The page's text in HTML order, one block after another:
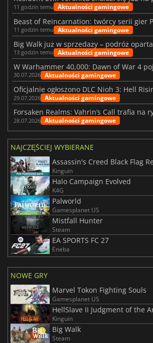
11 godzin temu Aktualności gamingowe
11 godzin temu Aktualności gamingowe
13 godzin temu Aktualności gamingowe
30.07.2026 Aktualności gamingowe
Oficjalnie ogłoszono DLC Nioh 3: Hell
29.07.2026 Aktualności gamingowe
28.07.2026 Aktualności gamingowe
NAJCZĘŚCIEJ WYBIERANE
Assassin's Creed Black Flag
Kinguin
Halo Campaign Evolved
K4G
Palworld
Gamesplanet US
Mistfall Hunter
Steam
EA SPORTS FC 27
Eneba
NOWE GRY
Marvel Tokon Fighting Souls
Gamesplanet US
HellSlave II Judgment of the
Kinguin
Big Walk
Steam